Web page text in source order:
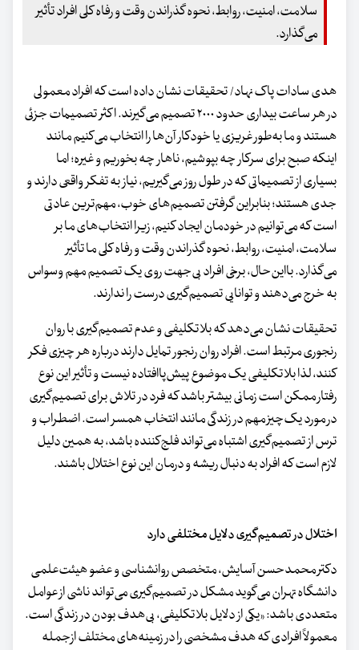
سلامت، امنیت، روابط، نحوه گذراندن وقت و رفاه کلی افراد تأثیر
می‌گذارد.
هدی سادات پاک نهاد/ تحقیقات نشان داده است که افراد معمولی
در هر ساعت بیداری حدود ۲۰۰۰ تصمیم می‌گیرند. اکثر تصمیمات جزئی
هستند و ما به‌طور غریزی یا خودکار آن‌ها را انتخاب می‌کنیم مانند
اینکه صبح برای سرکار چه بپوشیم، ناهار چه بخوریم و غیره؛ اما
بسیاری از تصمیماتی که در طول روز می‌گیریم، نیاز به تفکر واقعی دارند و
جدی هستند؛ بنابراین گرفتن تصمیم‌های خوب، مهم‌ترین عادتی
است که می‌توانیم در خودمان ایجاد کنیم، زیرا انتخاب‌های ما بر
سلامت، امنیت، روابط، نحوه گذراندن وقت و رفاه کلی ما تأثیر
می‌گذارد. بااین‌حال، برخی افراد بی‌جهت روی یک تصمیم مهم وسواس
به خرج می‌دهند و توانایی تصمیم‌گیری درست را ندارند.
تحقیقات نشان می‌دهد که بلاتکلیفی و عدم تصمیم‌گیری با روان
رنجوری مرتبط است. افراد روان رنجور تمایل دارند درباره هر چیزی فکر
کنند، لذا بلاتکلیفی یک موضوع پیش‌پاافتاده نیست و تأثیر این نوع
رفتار ممکن است زمانی بیشتر باشد که فرد در تلاش برای تصمیم‌گیری
در مورد یک‌چیز مهم در زندگی مانند انتخاب همسر است. اضطراب و
ترس از تصمیم‌گیری اشتباه می‌تواند فلج‌کننده باشد، به همین دلیل
لازم است که افراد به دنبال ریشه و درمان این نوع اختلال باشند.
اختلال در تصمیم‌گیری دلایل مختلفی دارد
دکتر محمدحسن آسایش، متخصص روانشناسی و عضو هیئت‌علمی
دانشگاه تهران می‌گوید مشکل در تصمیم‌گیری می‌تواند ناشی از عوامل
متعددی باشد: «یکی از دلایل بلاتکلیفی، بی‌هدف بودن در زندگی است.
معمولاً افرادی که هدف مشخصی را در زمینه‌های مختلف ازجمله